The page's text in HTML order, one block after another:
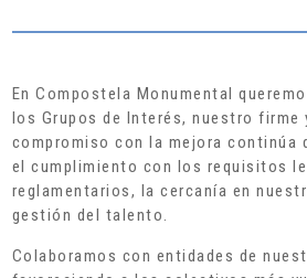
En Compostela Monumental
los Grupos de Interés, nuestro firme
compromiso con la mejora continúa
el cumplimiento con los requisitos
reglamentarios, la cercanía en
gestión del talento.
Colaboramos con entidades de